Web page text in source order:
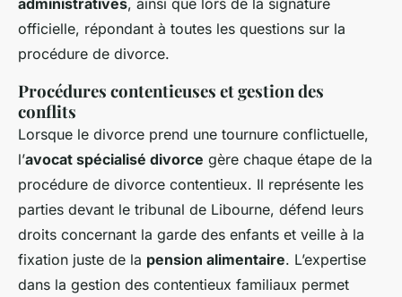
officielle, répondant à toutes les questions sur la
procédure de divorce.
Procédures contentieuses et gestion des
conflits
Lorsque le divorce prend une tournure conflictuelle,
l’avocat spécialisé divorce gère chaque étape de la
procédure de divorce contentieux. Il représente les
parties devant le tribunal de Libourne, défend leurs
droits concernant la garde des enfants et veille à la
fixation juste de la pension alimentaire. L’expertise
dans la gestion des contentieux familiaux permet